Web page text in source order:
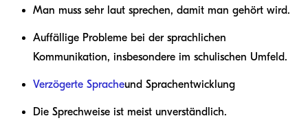
Man muss sehr laut sprechen, damit man gehört wird.
Auffällige Probleme bei der sprachlichen
Kommunikation, insbesondere im schulischen Umfeld.
Verzögerte Spracheund Sprachentwicklung
Die Sprechweise ist meist unverständlich.